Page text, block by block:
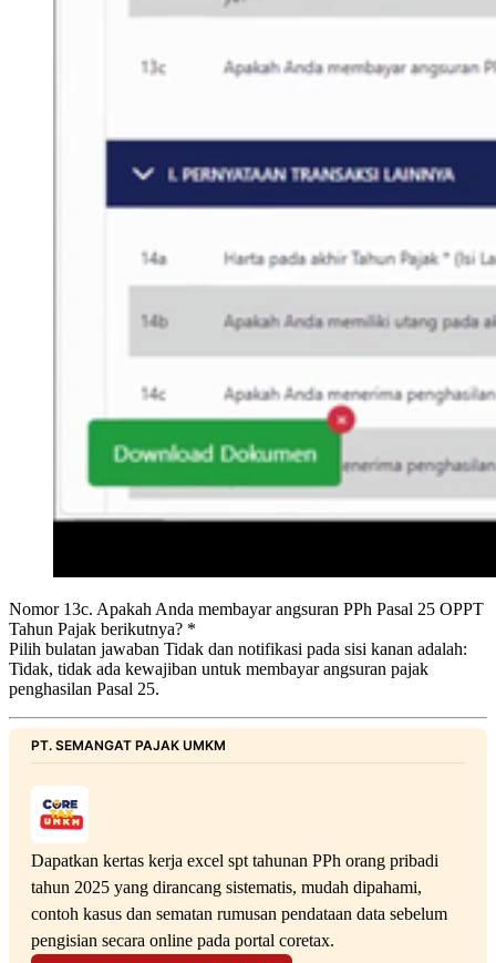
Nomor 13c. Apakah Anda membayar angsuran PPh Pasal 25 OPPT
Tahun Pajak berikutnya? *
Pilih bulatan jawaban Tidak dan notifikasi pada sisi kanan adalah:
Tidak, tidak ada kewajiban untuk membayar angsuran pajak
penghasilan Pasal 25.
PT. SEMANGAT PAJAK UMKM
Dapatkan kertas kerja excel spt tahunan PPh orang pribadi
tahun 2025 yang dirancang sistematis, mudah dipahami,
contoh kasus dan sematan rumusan pendataan data sebelum
pengisian secara online pada portal coretax.